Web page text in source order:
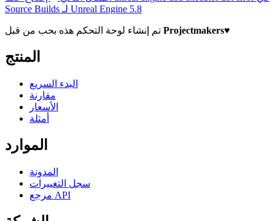
Source Builds لـ Unreal Engine 5.8
Projectmakers♥
المنتج
البدء السريع
مقارنة
الأسعار
أمثلة
الموارد
المدونة
سجل التغييرات
مرجع API